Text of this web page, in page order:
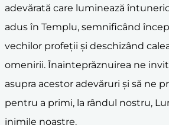
adevărată care luminează
adus în Templu, semnificând
vechilor profeții și deschizând
omenirii. Înainteprăznuirea ne
asupra acestor adevăruri și să ne
pentru a primi, la rândul nostru,
inimile noastre.